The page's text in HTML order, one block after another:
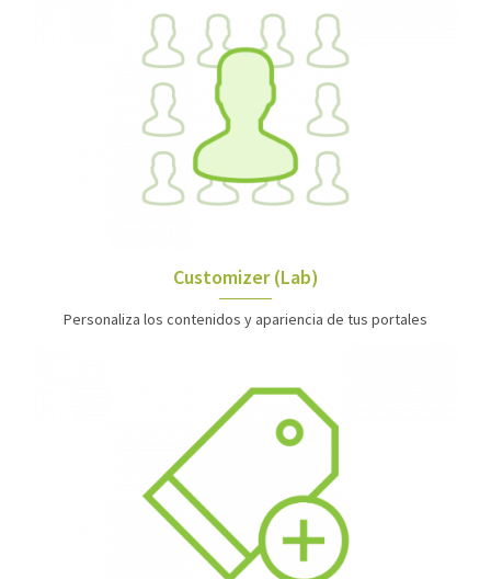
Customizer (Lab)
Personaliza los contenidos y apariencia de tus portales